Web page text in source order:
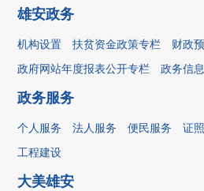
雄安政务
机构设置 扶贫资金政策专栏
财政
政府网站年度报表公开专栏
政务信息
政务服务
个人服务 法人服务 便民服务 证
工程建设
大美雄安